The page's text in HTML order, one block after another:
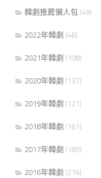
韓劇推薦懶人包 (49)
2022年韓劇 (46)
2021年韓劇 (108)
2020年韓劇 (137)
2019年韓劇 (121)
2018年韓劇 (161)
2017年韓劇 (180)
2016年韓劇 (216)